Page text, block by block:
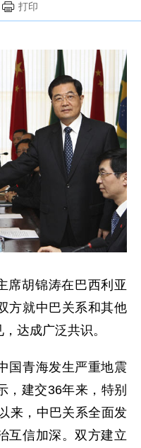
打印
胡锦涛在巴西利亚
方就中巴关系和其他
达成广泛共识。
青海发生严重地震
，建交36年来，特别
来，中巴关系全面发
互信加深。双方建立